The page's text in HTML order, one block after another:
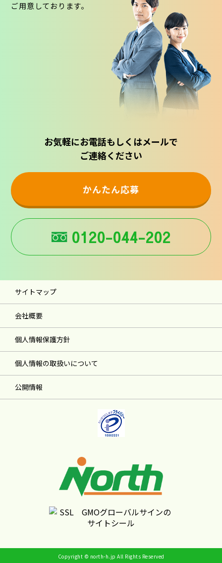
ご用意しております。
お気軽にお電話もしくはメールで
ご連絡ください
かんたん応募
0120-044-202
サイトマップ
会社概要
個人情報保護方針
個人情報の取扱いについて
公開情報
Copyright © north-h.jp All Rights Reserved